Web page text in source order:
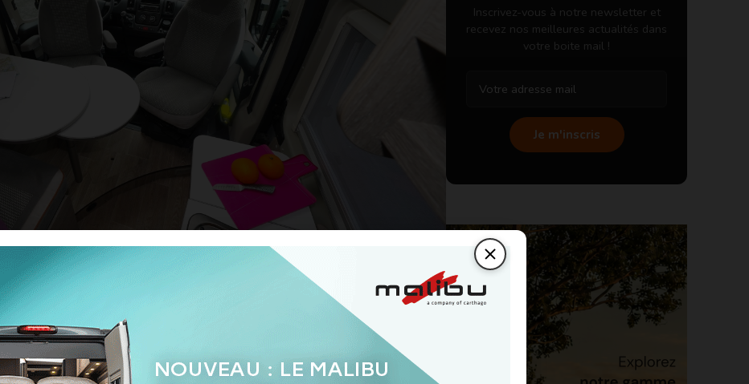
option, seule ou comprise dans le supplément lié au lit d’appoint
est ici présenté dans la finition Elégance.
Inscrivez-vous à notre newsletter et
recevez nos meilleures actualités dans
votre boite mail !
Je m'inscris